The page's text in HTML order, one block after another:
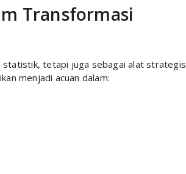
Transformasi
statistik, tetapi juga sebagai alat strategis
menjadi acuan dalam: